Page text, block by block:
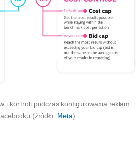
i kontroli podczas konfigurowania reklam
(źródło: Meta)